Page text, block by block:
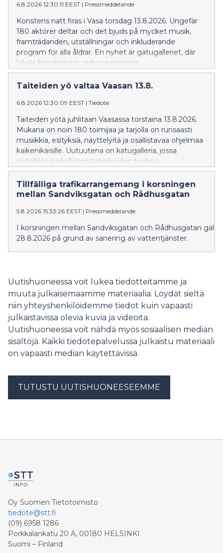
6.8.2026 12:30:11 EEST | Pressmeddelande
Konstens natt firas i Vasa torsdag 13.8.2026. Ungefär
180 aktörer deltar och det bjuds på mycket musik,
framträdanden, utställningar och inkluderande
program för alla åldrar. En nyhet är gatugalleriet, där
lokala konstnärers verk presenteras.
Taiteiden yö valtaa Vaasan 13.8.
6.8.2026 12:30:09 EEST | Tiedote
Taiteiden yötä juhlitaan Vaasassa torstaina 13.8.2026.
Mukana on noin 180 toimijaa ja tarjolla on runsaasti
musiikkia, esityksiä, näyttelyitä ja osallistavaa ohjelmaa
kaikenikäisille. Uutuutena on katugalleria, jossa
esitellään paikallisten taiteilijoiden teoksia.
Tillfälliga trafikarrangemang i korsningen
mellan Sandviksgatan och Rådhusgatan
5.8.2026 15:33:26 EEST | Pressmeddelande
I korsningen mellan Sandviksgatan och Rådhusgatan
28.8.2026 på grund av sanering av vattentjänster.
Uutishuoneessa voit lukea tiedotteitamme ja
muuta julkaisemaamme materiaalia. Löydät sieltä
niin yhteyshenkilöidemme tiedot kuin vapaasti
julkaistavissa olevia kuvia ja videoita.
Uutishuoneessa voit nähdä myös sosiaalisen median
sisältöjä. Kaikki tiedotepalvelussa julkaistu materiaali
on vapaasti median käytettävissä.
TUTUSTU UUTISHUONEESEEMME
Oy Suomen Tietotoimisto
tiedote@stt.fi
(09) 6958 1286
Porkkalankatu 20 A, 00180 HELSINKI
Suomi – Finland